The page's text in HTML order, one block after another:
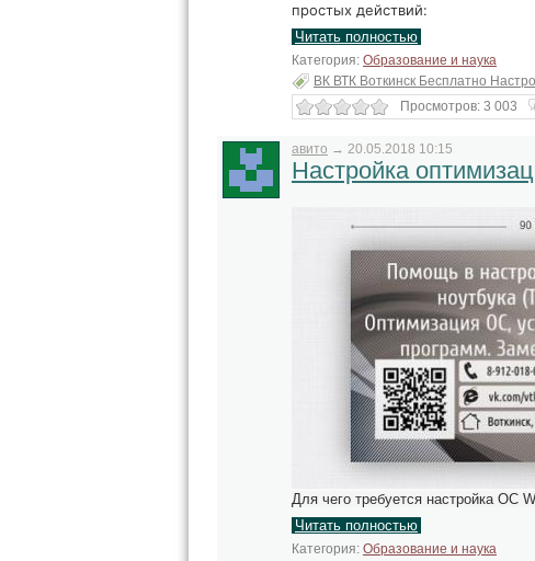
простых действий:
Читать полностью
Категория: Образование и наука
ВК ВТК Воткинск Бесплатно
Просмотров: 3 003
авито → 20.05.2018 10:15
Настройка
Для чего требуется настройка ОС
Читать полностью
Категория: Образование и наука